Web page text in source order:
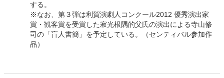
する。
※なお、第３弾は利賀演劇人コンクール2012 優秀演出家
賞・観客賞を受賞した寂光根隅的父氏の演出による寺山修
司の「盲人書簡」を予定している。（センティバル参加作
品）